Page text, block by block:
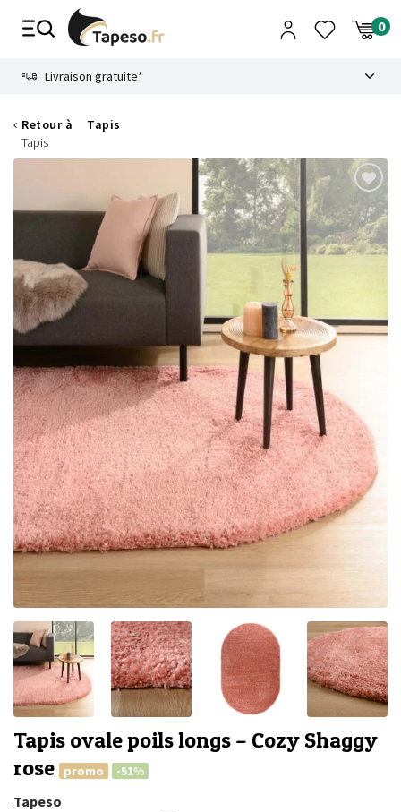
Livraison gratuite*
Retour à
Tapis
Tapis
Tapis ovale poils longs – Cozy Shaggy
rose
promo -51%
Tapeso